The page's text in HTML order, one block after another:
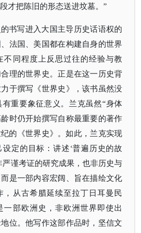
才把陈旧的形态送进坟墓。”
书写进入大国主导历史话语权的
法国、美国都在构建自身的世界
不同程度上反思过往的经验与教
理的世界史。正是在这一历史背
于撰写《世界史》，该书虽然没
重要象征意义。兰克虽然“身体
时仍开始撰写自称最重要的著作
的《世界史》。如此，兰克实现
定的目标：讲述‘普遍历史的故
严谨考证的研究成果，也非历史与
是一部内容宏阔、旨在描绘文化
，从古希腊延续至拉丁日耳曼民
一部欧洲史，非欧洲世界即使出
位。他写作这部作品时，坚信文